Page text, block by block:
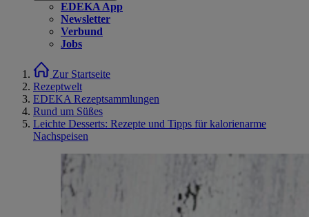
EDEKA App
Newsletter
Verbund
Jobs
Zur Startseite
Rezeptwelt
EDEKA Rezeptsammlungen
Rund um Süßes
Leichte Desserts: Rezepte und Tipps für kalorienarme
Nachspeisen